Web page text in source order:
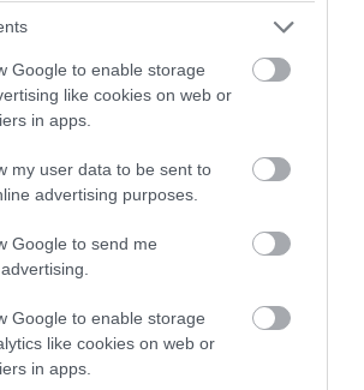
Google to enable storage
like cookies on web or
in apps.
my user data to be sent to
advertising purposes.
Google to send me
Google to enable storage
like cookies on web or
in apps.